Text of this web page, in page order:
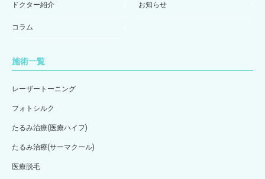
ドクター紹介 お知らせ
コラム
施術一覧
レーザートーニング
フォトシルク
たるみ治療(医療ハイフ)
たるみ治療(サーマクール)
医療脱毛